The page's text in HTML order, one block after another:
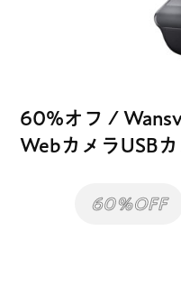
60%オフ /
WebカメラUSBカ
60%OFF